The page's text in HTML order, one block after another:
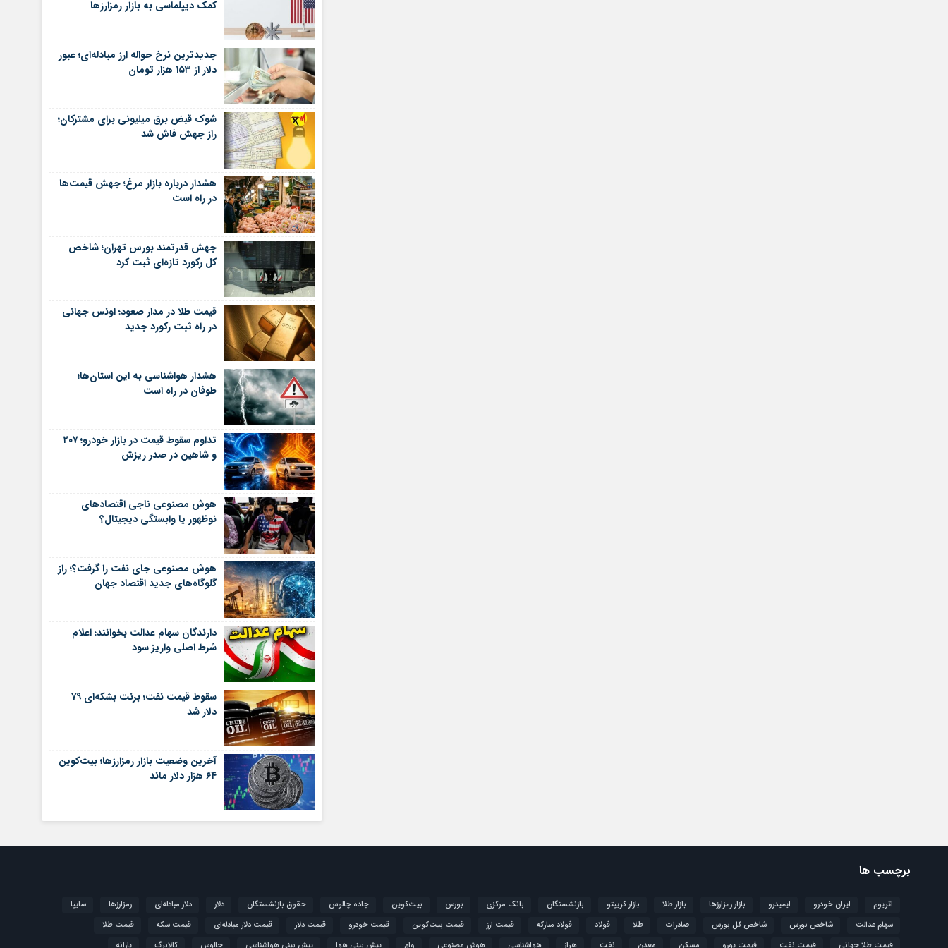
کمک دیپلماسی به بازار رمزارزها
جدیدترین نرخ حواله ارز مبادله‌ای؛ عبور
دلار از ۱۵۳ هزار تومان
شوک قبض برق میلیونی برای مشترکان؛
راز جهش فاش شد
هشدار درباره بازار مرغ؛ جهش قیمت‌ها
در راه است
جهش قدرتمند بورس تهران؛ شاخص
کل رکورد تازه‌ای ثبت کرد
قیمت طلا در مدار صعود؛ اونس جهانی
در راه ثبت رکورد جدید
هشدار هواشناسی به این استان‌ها؛
طوفان در راه است
تداوم سقوط قیمت در بازار خودرو؛ ۲۰۷
و شاهین در صدر ریزش
هوش مصنوعی ناجی اقتصادهای
نوظهور یا وابستگی دیجیتال؟
هوش مصنوعی جای نفت را گرفت؟؛ راز
گلوگاه‌های جدید اقتصاد جهان
دارندگان سهام عدالت بخوانند؛ اعلام
شرط اصلی واریز سود
سقوط قیمت نفت؛ برنت بشکه‌ای ۷۹
دلار شد
آخرین وضعیت بازار رمزارزها؛ بیت‌کوین
۶۴ هزار دلار ماند
برچسب ها
اتریوم ایران خودرو ایمیدرو بازار رمزارزها بازار طلا بازار کریپتو بازنشستگان بانک مرکزی بورس بیت‌کوین جاده چالوس حقوق بازنشستگان دلار دلار مبادله‌ای رمزارزها
سایپا
سهام عدالت
شاخص بورس شاخص کل بورس صادرات طلا فولاد فولاد مبارکه قیمت ارز قیمت بیت‌کوین قیمت خودرو قیمت دلار قیمت دلار مبادله‌ای قیمت سکه
قیمت طلا
قیمت طلا جهانی
قیمت نفت قیمت یورو مسکن معدن نفت هراز هواشناسی هوش مصنوعی وام پیش بینی هوا پیش بینی هواشناسی چالوس کالابرگ یارانه